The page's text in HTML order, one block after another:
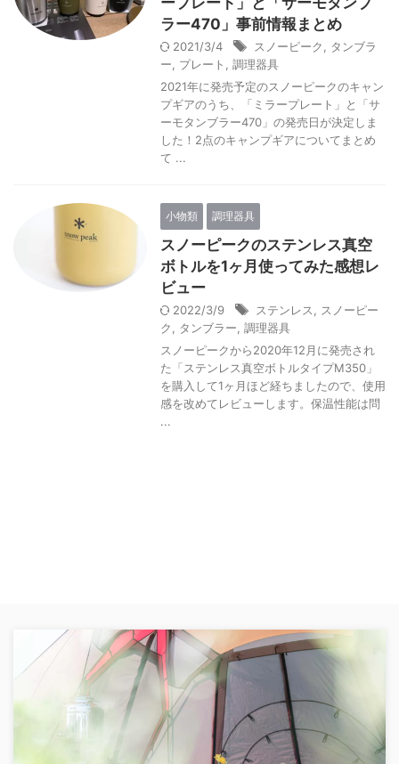
ラー470」事前情報まとめ
2021/3/4 スノーピーク
タンブラ
ー
プレート
調理器具
2021年に発売予定のスノーピークのキャン
プギアのうち、「ミラープレート」と「サ
ーモタンブラー470」の発売日が決定しま
した！2点のキャンプギアについてまとめ
て ...
小物類 調理器具
スノーピークのステンレス真空
ボトルを1ヶ月使ってみた感想レ
ビュー
2022/3/9 ステンレス
スノーピー
ク
タンブラー 調理器具
スノーピークから2020年12月に発売され
た「ステンレス真空ボトルタイプM350」
を購入して1ヶ月ほど経ちましたので、使用
感を改めてレビューします。保温性能は問
...